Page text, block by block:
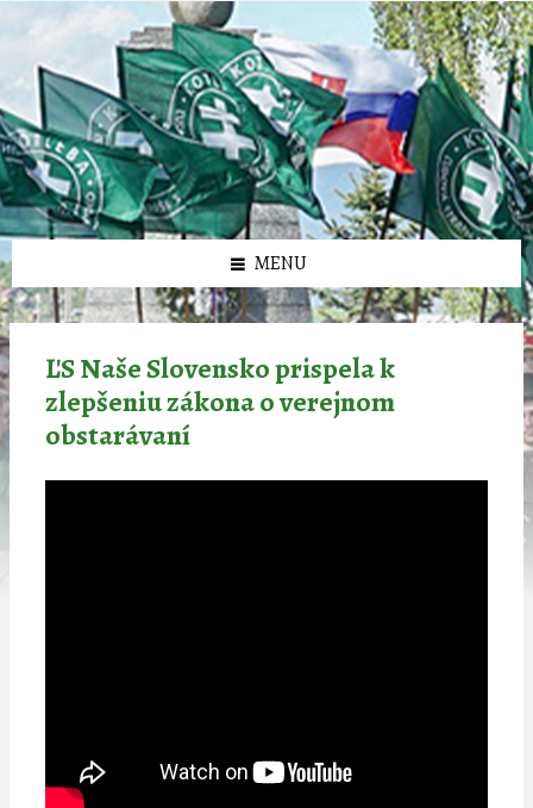
олимп казино
Preskočiť
Preskočiť
panel
Preskočiť
panel
Preskočiť
MENU
ĽS Naše Slovensko prispela k
zlepšeniu zákona o verejnom
obstarávaní